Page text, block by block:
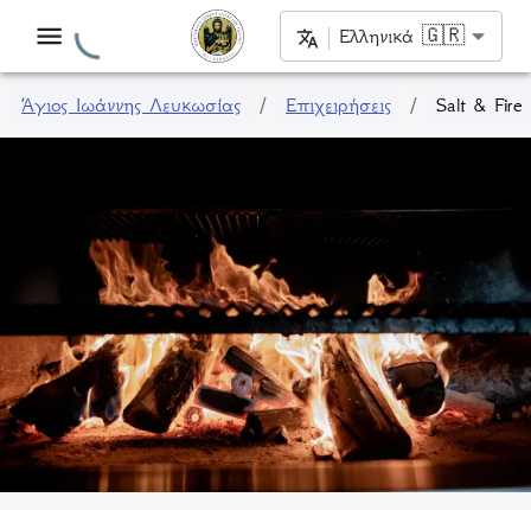
Ελληνικά 🇬🇷
Άγιος Ιωάννης Λευκωσίας / Επιχειρήσεις / Salt & Fire